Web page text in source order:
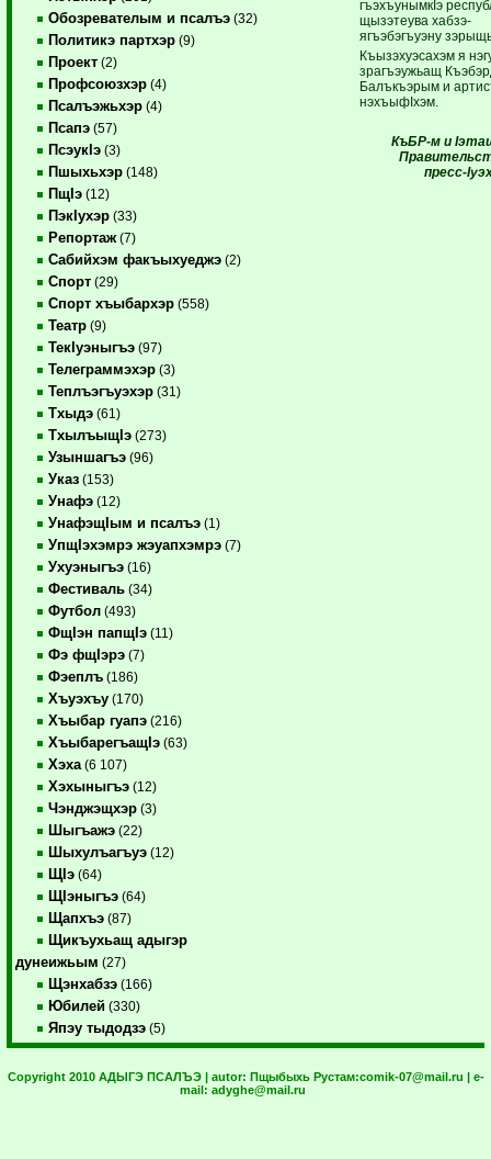
Обозревателым и псалъэ (32)
Политикэ партхэр (9)
Проект (2)
Профсоюзхэр (4)
Псалъэжьхэр (4)
Псапэ (57)
ПсэукIэ (3)
Пшыхьхэр (148)
ПщIэ (12)
ПэкIухэр (33)
Репортаж (7)
Сабийхэм факъыхуеджэ (2)
Спорт (29)
Спорт хъыбархэр (558)
Театр (9)
ТекIуэныгъэ (97)
Телеграммэхэр (3)
Теплъэгъуэхэр (31)
Тхыдэ (61)
ТхылъыщIэ (273)
Узыншагъэ (96)
Указ (153)
Унафэ (12)
УнафэщIым и псалъэ (1)
УпщIэхэмрэ жэуапхэмрэ (7)
Ухуэныгъэ (16)
Фестиваль (34)
Футбол (493)
ФщIэн папщIэ (11)
Фэ фщIэрэ (7)
Фэеплъ (186)
Хъуэхъу (170)
Хъыбар гуапэ (216)
ХъыбарегъащIэ (63)
Хэха (6 107)
Хэхыныгъэ (12)
Чэнджэщхэр (3)
Шыгъажэ (22)
Шыхулъагъуэ (12)
ЩIэ (64)
ЩIэныгъэ (64)
Щапхъэ (87)
Щикъухьащ адыгэр
дунеижьым (27)
Щэнхабзэ (166)
Юбилей (330)
Япэу тыдодзэ (5)
гъэхъунымкIэ
щызэтеува хабзэ-
ягъэбэгъуэну
Къызэхуэсахэм я
зрагъэужьащ
Балъкъэрым и
нэхъыфIхэм.
КъБР-м и
пресс-
Copyright 2010 АДЫГЭ ПСАЛЪЭ | autor: Пщыбыхь Рустам:comik-07@mail.ru | e-
mail: adyghe@mail.ru